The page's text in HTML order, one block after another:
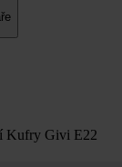
Kufry Givi E22